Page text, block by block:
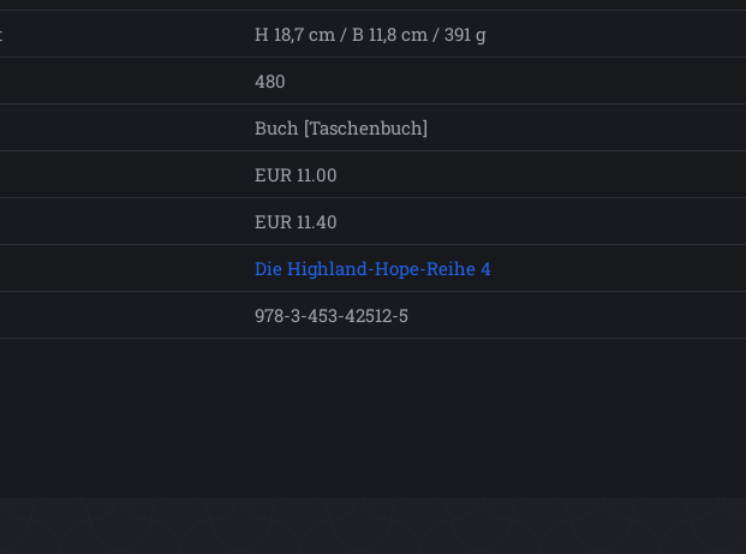
H 18,7 cm / B 11,8 cm / 391 g
480
Buch [Taschenbuch]
EUR 11.00
EUR 11.40
Die Highland-Hope-Reihe 4
978-3-453-42512-5